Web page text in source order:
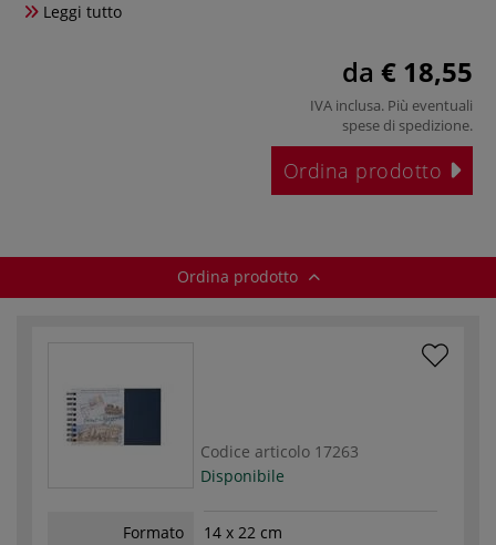
Leggi tutto
da € 18,55
IVA inclusa. Più eventuali
spese di spedizione.
Ordina prodotto
Ordina prodotto
Codice articolo 17263
Disponibile
Formato
14 x 22 cm